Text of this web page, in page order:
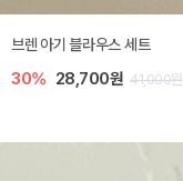
브렌 아기 블라우스 세트
30% 28,700원 41,000원